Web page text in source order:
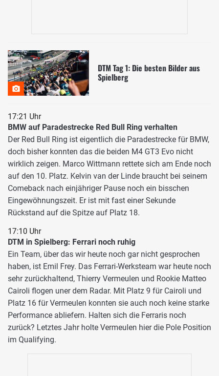
DTM Tag 1: Die besten Bilder aus
Spielberg
17:21 Uhr
BMW auf Paradestrecke Red Bull Ring verhalten
Der Red Bull Ring ist eigentlich die Paradestrecke für BMW,
doch bisher konnten das die beiden M4 GT3 Evo nicht
wirklich zeigen. Marco Wittmann rettete sich am Ende noch
auf den 10. Platz. Kelvin van der Linde braucht bei seinem
Comeback nach einjähriger Pause noch ein bisschen
Eingewöhnungszeit. Er ist mit fast einer Sekunde
Rückstand auf die Spitze auf Platz 18.
17:10 Uhr
DTM in Spielberg: Ferrari noch ruhig
Ein Team, über das wir heute noch gar nicht gesprochen
haben, ist Emil Frey. Das Ferrari-Werksteam war heute noch
sehr zurückhaltend, Thierry Vermeulen und Rookie Matteo
Cairoli flogen uner dem Radar. Mit Platz 9 für Cairoli und
Platz 16 für Vermeulen konnten sie auch noch keine starke
Performance abliefern. Halten sich die Ferraris noch
zurück? Letztes Jahr holte Vermeulen hier die Pole Position
im Qualifying.